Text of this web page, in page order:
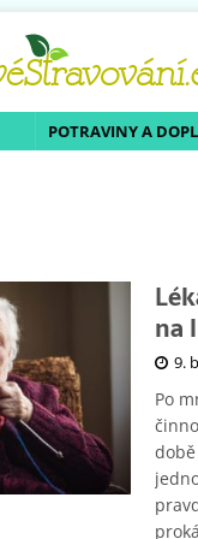
POTRAVINY A
na
9.
Po